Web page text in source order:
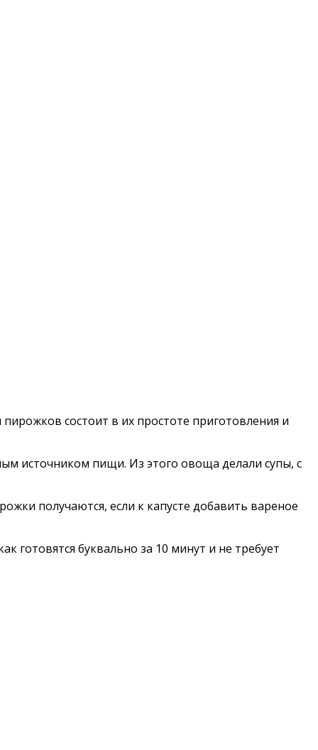
состоит в их простоте приготовления и
источником пищи. Из этого овоща делали супы, с
получаются, если к капусте добавить вареное
готовятся буквально за 10 минут и не требует